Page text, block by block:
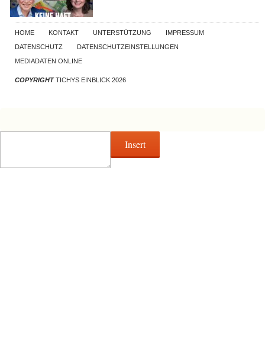
HOME KONTAKT UNTERSTÜTZUNG
IMPRESSUM
DATENSCHUTZ
DATENSCHUTZEINSTELLUNGEN
MEDIADATEN ONLINE
COPYRIGHTTICHYS EINBLICK 2026
Insert